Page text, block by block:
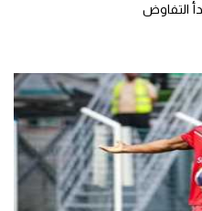
التفاوض